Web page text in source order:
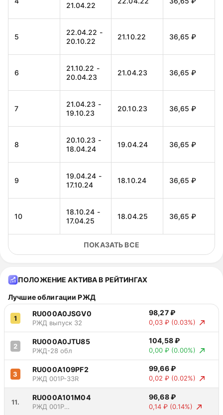
21.04.22
5
22.04.22 -
20.10.22
21.10.22 36,65 ₽
6
21.10.22 -
20.04.23
21.04.23 36,65 ₽
7
21.04.23 -
19.10.23
20.10.23 36,65 ₽
8
20.10.23 -
18.04.24
19.04.24 36,65 ₽
9
19.04.24 -
17.10.24
18.10.24 36,65 ₽
10
18.10.24 -
17.04.25
18.04.25 36,65 ₽
11
18.04.25 -
16.10.25
17.10.25 -
16.04.26
ПОКАЗАТЬ ВСЕ
ПОЛОЖЕНИЕ АКТИВА В РЕЙТИНГАХ
Лучшие облигации РЖД
1
RU000A0JSGV0
РЖД выпуск 32
98,27 ₽
0,03 ₽ (0.03%)
2
RU000A0JTU85
РЖД-28 обл
104,58 ₽
0,00 ₽ (0.00%)
3
RU000A109PF2
РЖД 001P-33R
99,66 ₽
0,02 ₽ (0.02%)
11.
RU000A101M04
РЖД 001Р
96,68 ₽
0,14 ₽ (0.14%)